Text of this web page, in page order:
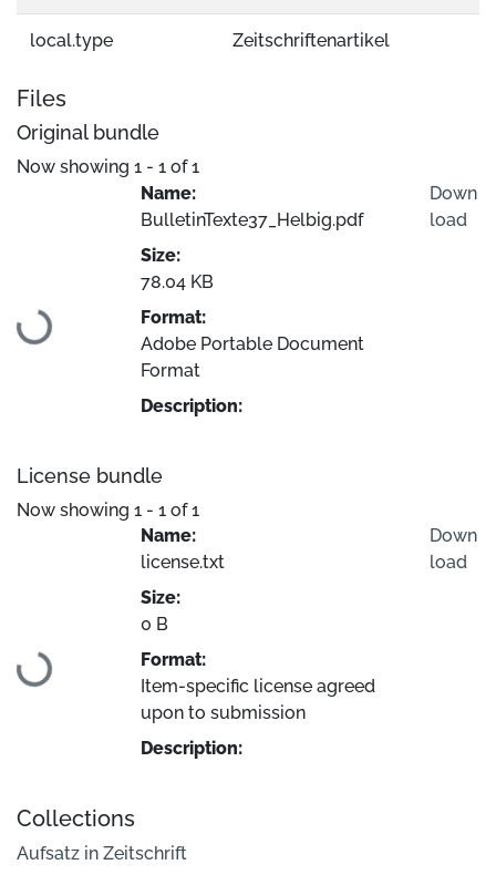
local.type Zeitschriftenartikel
Files
Original bundle
Now showing 1 - 1 of 1
Loading...
Name:
BulletinTexte37_Helbig.pdf
Size:
78.04 KB
Format:
Adobe Portable Document
Format
Description:
Down
load
License bundle
Now showing 1 - 1 of 1
Loading...
Name:
license.txt
Size:
0 B
Format:
Item-specific license agreed
upon to submission
Description:
Down
load
Collections
Aufsatz in Zeitschrift